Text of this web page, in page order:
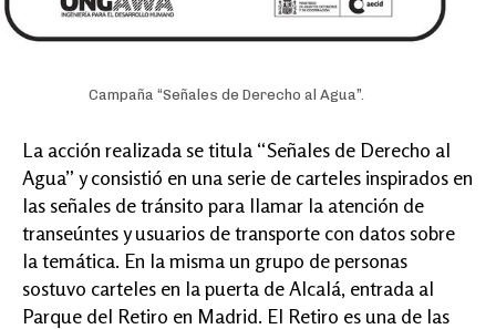
Campaña “Señales de Derecho al Agua”.
La acción realizada se titula “Señales de Derecho al
Agua” y consistió en una serie de carteles inspirados en
las señales de tránsito para llamar la atención de
transeúntes y usuarios de transporte con datos sobre
la temática. En la misma un grupo de personas
sostuvo carteles en la puerta de Alcalá, entrada al
Parque del Retiro en Madrid. El Retiro es una de las